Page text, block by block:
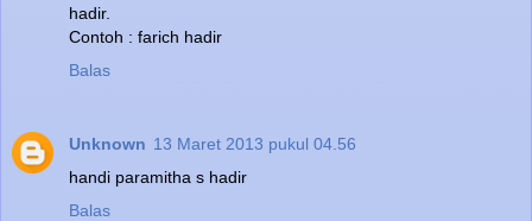
hadir.
Contoh : farich hadir
Balas
Unknown 13 Maret 2013 pukul 04.56
handi paramitha s hadir
Balas